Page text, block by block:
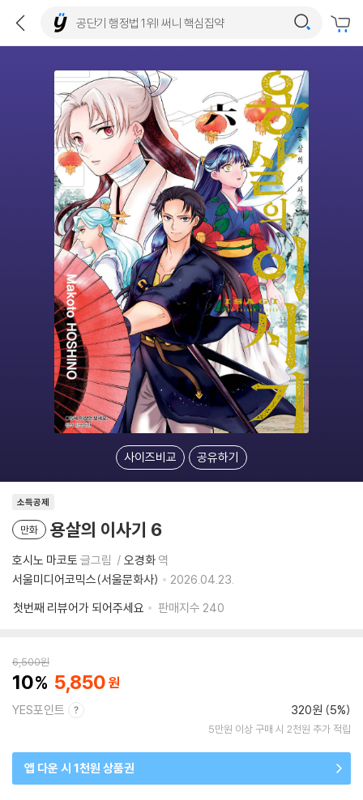
사이즈비교 공유하기
소득공제
만화 용살의 이사기 6
호시노 마코토 글그림 오경화 역
서울미디어코믹스(서울문화사)
2026.04.23.
첫번째 리뷰어가 되어주세요
판매지수 240
6,500원
10 5,850
YES포인트 320원 (5%)
5만원 이상 구매 시 2천원 추가 적립
앱 다운 시 1천원 상품권